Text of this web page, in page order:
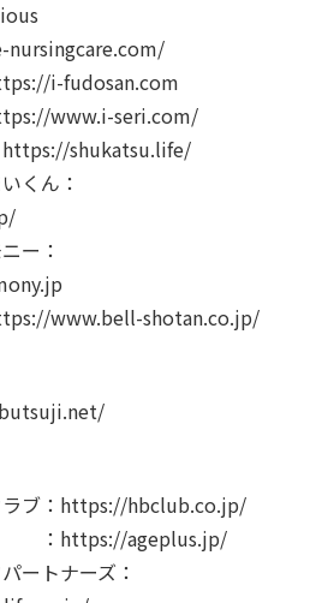
i-fudosan.com
www.i-seri.com/
https://shukatsu.life/
くん：
ー：
www.bell-shotan.co.jp/
ラブ：https://hbclub.co.jp/
：https://ageplus.jp/
ートナーズ：